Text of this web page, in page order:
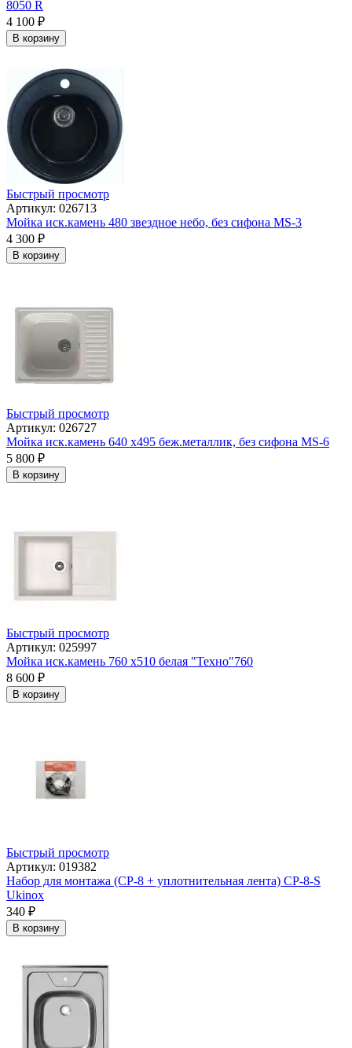
8050 R
4 100 ₽
В корзину
Быстрый просмотр
Артикул: 026713
Мойка иск.камень 480 звездное небо, без сифона МS-3
4 300 ₽
В корзину
Быстрый просмотр
Артикул: 026727
Мойка иск.камень 640 х495 беж.металлик, без сифона МS-6
5 800 ₽
В корзину
Быстрый просмотр
Артикул: 025997
Мойка иск.камень 760 х510 белая "Техно"760
8 600 ₽
В корзину
Быстрый просмотр
Артикул: 019382
Набор для монтажа (СР-8 + уплотнительная лента) СР-8-S
Ukinox
340 ₽
В корзину